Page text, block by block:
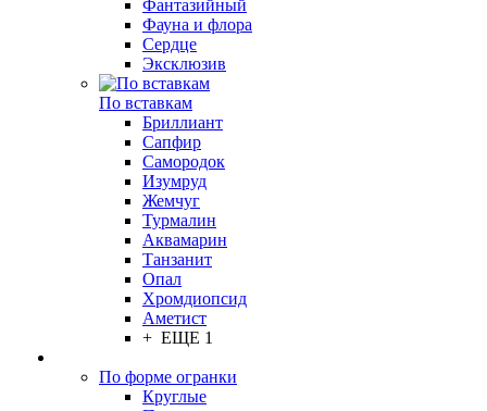
Фантазийный
Фауна и флора
Сердце
Эксклюзив
По вставкам
Бриллиант
Сапфир
Самородок
Изумруд
Жемчуг
Турмалин
Аквамарин
Танзанит
Опал
Хромдиопсид
Аметист
+ ЕЩЕ 1
По форме огранки
Круглые